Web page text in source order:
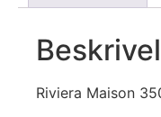
Riviera Maison